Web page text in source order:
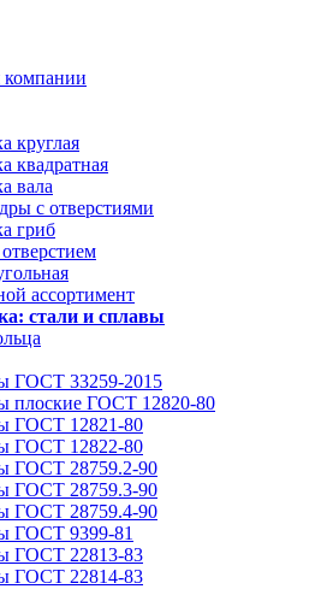
компании
круглая
квадратная
вала
с отверстиями
гриб
ассортимент
cтали и сплавы
ГОСТ 33259-2015
плоские ГОСТ 12820-80
ГОСТ 12821-80
ГОСТ 12822-80
ГОСТ 28759.2-90
ГОСТ 28759.3-90
ГОСТ 28759.4-90
ГОСТ 9399-81
ГОСТ 22813-83
ГОСТ 22814-83